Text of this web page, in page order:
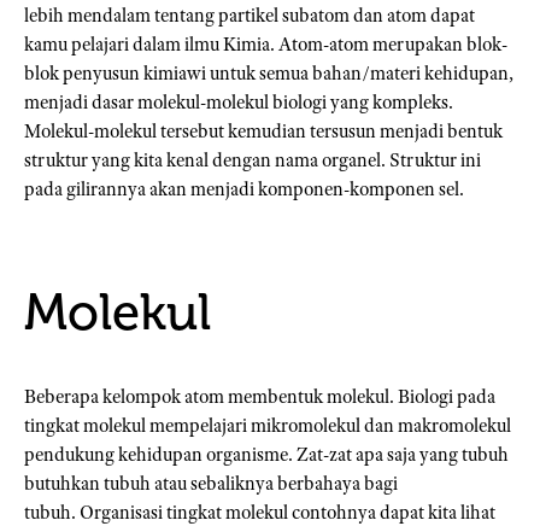
lebih mendalam tentang partikel subatom dan atom dapat
kamu pelajari dalam ilmu Kimia. Atom-atom merupakan blok-
blok penyusun kimiawi untuk semua bahan/materi kehidupan,
menjadi dasar molekul-molekul biologi yang kompleks.
Molekul-molekul tersebut kemudian tersusun menjadi bentuk
struktur yang kita kenal dengan nama organel. Struktur ini
pada gilirannya akan menjadi komponen-komponen sel.
Molekul
Beberapa kelompok atom membentuk molekul. Biologi pada
tingkat molekul mempelajari mikromolekul dan makromolekul
pendukung kehidupan organisme. Zat-zat apa saja yang tubuh
butuhkan tubuh atau sebaliknya berbahaya bagi
tubuh. Organisasi tingkat molekul contohnya dapat kita lihat